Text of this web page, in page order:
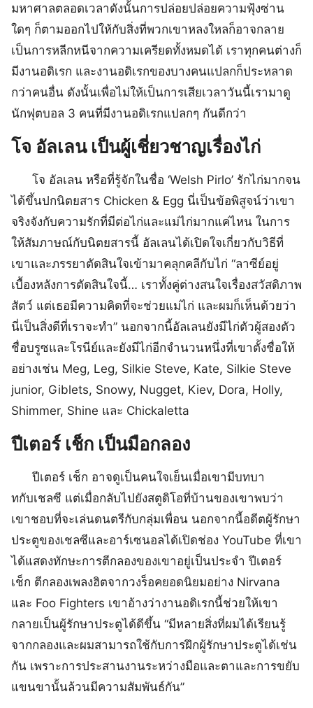
มหาศาลตลอดเวลาดังนั้นการปล่อยปล่อยความฟุ้งซ่าน
ใดๆ ก็ตามออกไปให้กับสิ่งที่พวกเขาหลงใหลก็อาจกลาย
เป็นการหลีกหนีจากความเครียดทั้งหมดได้ เราทุกคนต่างก็
มีงานอดิเรก และงานอดิเรกของบางคนแปลกก็ประหลาด
กว่าคนอื่น ดังนั้นเพื่อไม่ให้เป็นการเสียเวลาวันนี้เรามาดู
นักฟุตบอล 3 คนที่มีงานอดิเรกแปลกๆ กันดีกว่า
โจ อัลเลน เป็นผู้เชี่ยวชาญเรื่องไก่
โจ อัลเลน หรือที่รู้จักในชื่อ ‘Welsh Pirlo’ รักไก่มากจน
ได้ขึ้นปกนิตยสาร Chicken & Egg นี่เป็นข้อพิสูจน์ว่าเขา
จริงจังกับความรักที่มีต่อไก่และแม่ไก่มากแค่ไหน ในการ
ให้สัมภาษณ์กับนิตยสารนี้ อัลเลนได้เปิดใจเกี่ยวกับวิธีที่
เขาและภรรยาตัดสินใจเข้ามาคลุกคลีกับไก่ “ลาซีย์อยู่
เบื้องหลังการตัดสินใจนี้… เราทั้งคู่ต่างสนใจเรื่องสวัสดิภาพ
สัตว์ แต่เธอมีความคิดที่จะช่วยแม่ไก่ และผมก็เห็นด้วยว่า
นี่เป็นสิ่งดีที่เราจะทำ” นอกจากนี้อัลเลนยังมีไก่ตัวผู้สองตัว
ชื่อบรูซและโรนีย์และยังมีไก่อีกจำนวนหนึ่งที่เขาตั้งชื่อให้
อย่างเช่น Meg, Leg, Silkie Steve, Kate, Silkie Steve
junior, Giblets, Snowy, Nugget, Kiev, Dora, Holly,
Shimmer, Shine และ Chickaletta
ปีเตอร์ เช็ก เป็นมือกลอง
ปีเตอร์ เช็ก อาจดูเป็นคนใจเย็นเมื่อเขามีบทบา
ทกับเชลซี แต่เมื่อกลับไปยังสตูดิโอที่บ้านของเขาพบว่า
เขาชอบที่จะเล่นดนตรีกับกลุ่มเพื่อน นอกจากนี้อดีตผู้รักษา
ประตูของเชลซีและอาร์เซนอลได้เปิดช่อง YouTube ที่เขา
ได้แสดงทักษะการตีกลองของเขาอยู่เป็นประจำ ปีเตอร์
เช็ก ตีกลองเพลงฮิตจากวงร็อคยอดนิยมอย่าง Nirvana
และ Foo Fighters เขาอ้างว่างานอดิเรกนี้ช่วยให้เขา
กลายเป็นผู้รักษาประตูได้ดีขึ้น “มีหลายสิ่งที่ผมได้เรียนรู้
จากกลองและผมสามารถใช้กับการฝึกผู้รักษาประตูได้เช่น
กัน เพราะการประสานงานระหว่างมือและตาและการขยับ
แขนขานั้นล้วนมีความสัมพันธ์กัน”